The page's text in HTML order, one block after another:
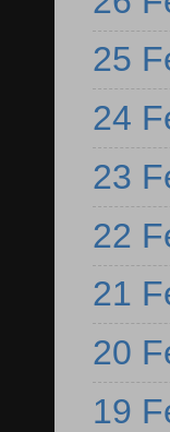
25
24
23
22
21
20
19